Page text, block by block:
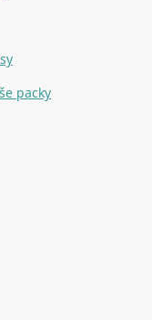
packy